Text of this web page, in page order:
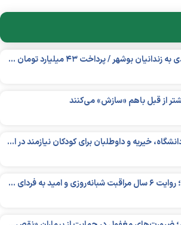
آموزش یک مهارت کاربردی به زندانیان بوشهر / پرداخت ۴۳ میلیارد تومان تسهیلات خوداشتغالی
روایت ۶۰ سال همکاری دانشگاه، خیریه و داوطلبان برای کودکان نیازمند در استرالیا
مادری در تکاپوی زیستن؛ روایت ۶ سال مراقبت شبانه‌روزی و امید به فردای «نورا»